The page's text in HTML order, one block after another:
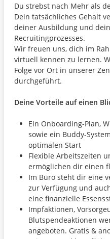
Du strebst nach Mehr als
Dein tatsächliches Gehalt
deiner Ausbildung und
Recruitingprozesses.
Wir freuen uns, dich im
virtuell kennen zu lernen.
Folge vor Ort in unserer
durchgeführt.
Deine Vorteile auf einen
Ein Onboarding-Plan,
sowie ein Buddy-
optimalen Start
Flexible Arbeitszeiten
ermöglichen dir einen
Im Büro steht dir eine
zur Verfügung und
eine finanzielle
Impfaktionen,
Blutspendeaktionen
angeboten. Gratis &